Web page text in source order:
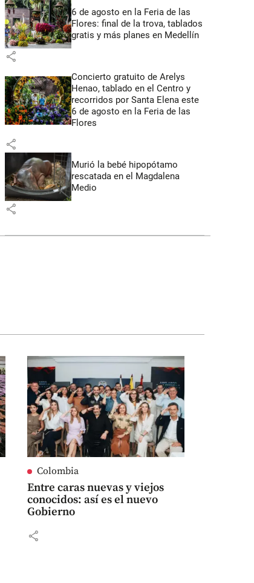
6 de agosto en la Feria de las
Flores: final de la trova, tablados
gratis y más planes en Medellín
share
Concierto gratuito de Arelys
Henao, tablado en el Centro y
recorridos por Santa Elena este
6 de agosto en la Feria de las
Flores
share
Murió la bebé hipopótamo
rescatada en el Magdalena
Medio
share
Colombia
Entre caras nuevas y viejos
conocidos: así es el nuevo
Gobierno
share